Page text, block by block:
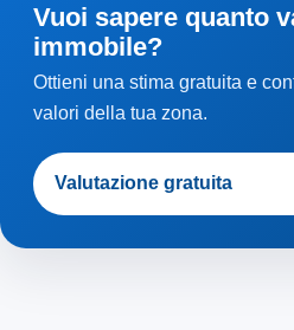
Vuoi sapere quanto
immobile?
Ottieni una stima gratuita e
valori della tua zona.
Valutazione gratuita